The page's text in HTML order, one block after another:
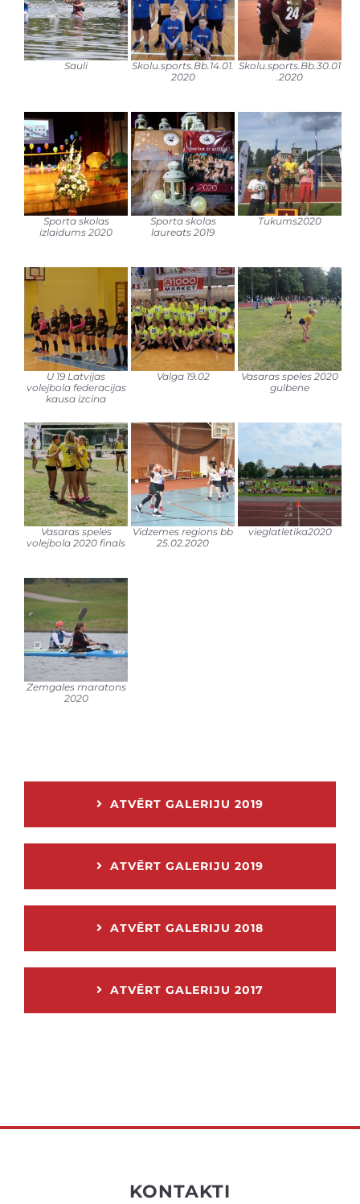
Sauli
Skolu.sports.Bb.14.01.
2020
Skolu.sports.Bb.30.01
.2020
Sporta skolas
izlaidums 2020
Sporta skolas
laureats 2019
Tukums2020
U 19 Latvijas
volejbola federacijas
kausa izcina
Valga 19.02
Vasaras speles 2020
gulbene
Vasaras speles
volejbola 2020 finals
Vidzemes regions bb
25.02.2020
vieglatletika2020
Zemgales maratons
2020
ATVĒRT GALERIJU 2019
ATVĒRT GALERIJU 2019
ATVĒRT GALERIJU 2018
ATVĒRT GALERIJU 2017
KONTAKTI